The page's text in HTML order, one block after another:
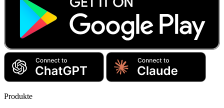
Produkte